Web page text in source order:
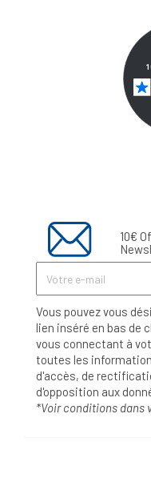
10€
Vous pouvez vous
lien inséré en bas de
vous connectant à
toutes les
d'accès, de
d'opposition aux
*Voir conditions dans